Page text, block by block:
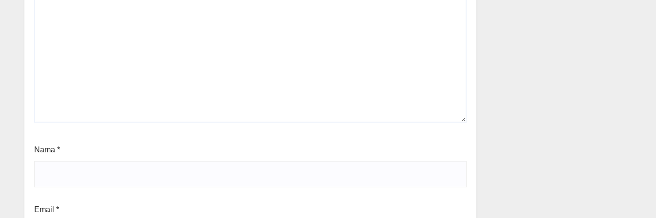
Nama *
Email *